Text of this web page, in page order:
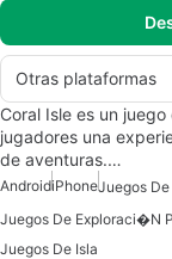
Otras plataformas
Coral Isle es un
jugadores una
de aventuras.…
AndroidiPhoneJuegos
Juegos De Exploraci�n
Juegos De Isla